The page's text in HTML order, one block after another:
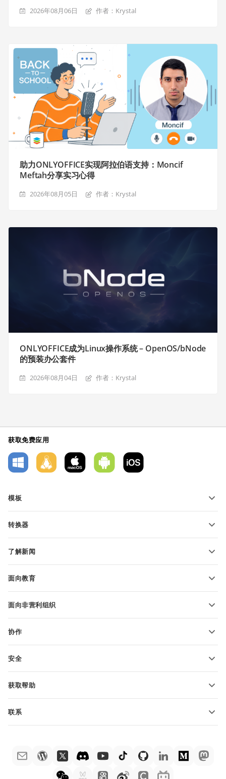
2026年08月06日 作者：Krystal
助力ONLYOFFICE实现阿拉伯语支持：Moncif
Meftah分享实习心得
2026年08月05日 作者：Krystal
ONLYOFFICE成为Linux操作系统 – OpenOS/bNode
的预装办公套件
2026年08月04日 作者：Krystal
获取免费应用
模板
文本文档模板
转换器
转换电子表格
了解新闻
面向教育
适用于教育人士
面向非营利组织
申请免费帐户
协作
翻译人员
安全
获取帮助
帮助中心
白皮书
联系
媒体咨询
press@onlyoffice.com